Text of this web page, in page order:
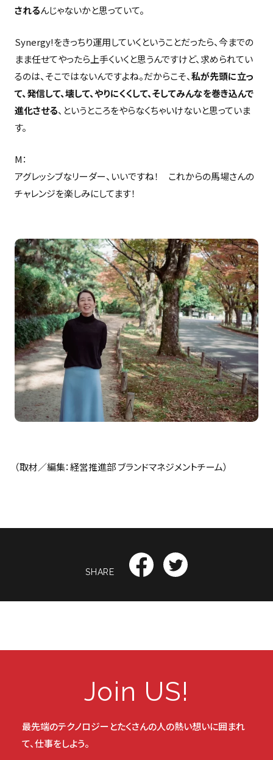
されるんじゃないかと思っていて。
Synergy!をきっちり運用していくということだったら、今までの
まま任せてやったら上手くいくと思うんですけど、求められてい
るのは、そこではないんですよね。だからこそ、私が先頭に立っ
て、発信して、壊して、やりにくくして、そしてみんなを巻き込んで
進化させる、というところをやらなくちゃいけないと思っていま
す。
M：
アグレッシブなリーダー、いいですね！ これからの馬場さんの
チャレンジを楽しみにしてます！
（取材／編集：経営推進部 ブランドマネジメントチーム）
SHARE
Join US!
最先端のテクノロジーとたくさんの人の熱い想いに囲まれ
て、仕事をしよう。